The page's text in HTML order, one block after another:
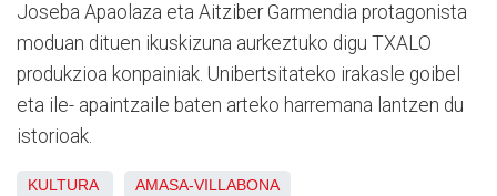
Joseba Apaolaza eta Aitziber Garmendia protagonista
moduan dituen ikuskizuna aurkeztuko digu TXALO
produkzioa konpainiak. Unibertsitateko irakasle goibel
eta ile- apaintzaile baten arteko harremana lantzen du
istorioak.
KULTURA AMASA-VILLABONA